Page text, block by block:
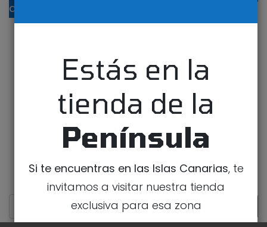
Estás en la
tienda de la
Península
Si te encuentras en las Islas Canarias, te
invitamos a visitar nuestra tienda
exclusiva para esa zona
online para Canarias